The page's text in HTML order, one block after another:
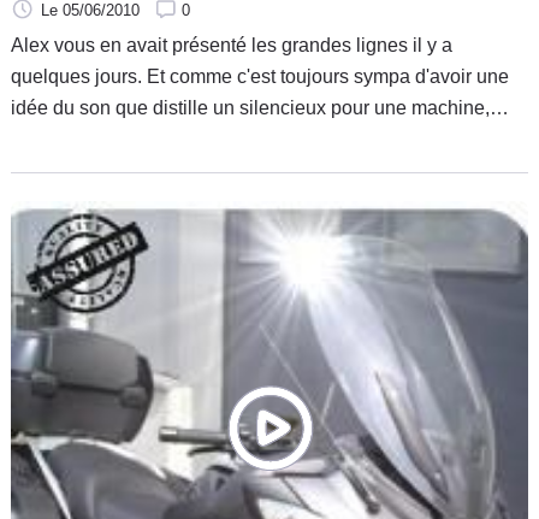
Le 05/06/2010 0
Alex vous en avait présenté les grandes lignes il y a
quelques jours. Et comme c'est toujours sympa d'avoir une
idée du son que distille un silencieux pour une machine,